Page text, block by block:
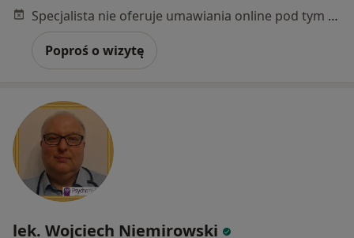
Specjalista nie oferuje umawiania online pod tym adresem.
Poproś o wizytę
lek. Wojciech Niemirowski